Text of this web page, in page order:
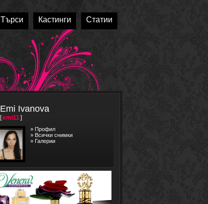
Търси Кастинги Статии
Emi Ivanova
[emi11]
» Профил
» Всички снимки
» Галерии